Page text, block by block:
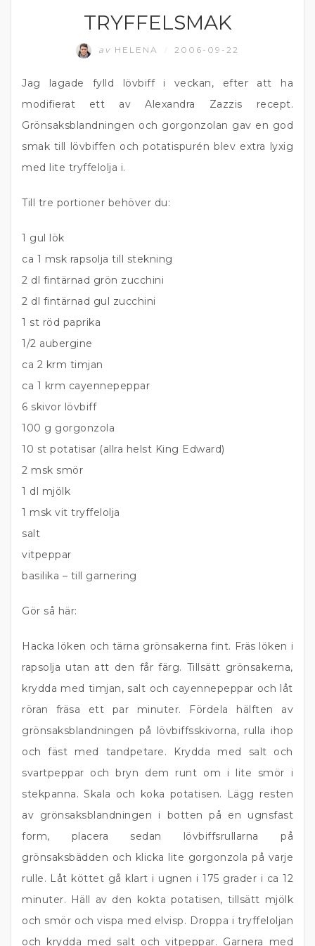
TRYFFELSMAK
av HELENA 2006-09-22
Jag lagade fylld lövbiff i veckan, efter att ha
modifierat ett av Alexandra Zazzis recept.
Grönsaksblandningen och gorgonzolan gav en god
smak till lövbiffen och potatispurén blev extra lyxig
med lite tryffelolja i.
Till tre portioner behöver du:
1 gul lök
ca 1 msk rapsolja till stekning
2 dl fintärnad grön zucchini
2 dl fintärnad gul zucchini
1 st röd paprika
1/2 aubergine
ca 2 krm timjan
ca 1 krm cayennepeppar
6 skivor lövbiff
100 g gorgonzola
10 st potatisar (allra helst King Edward)
2 msk smör
1 dl mjölk
1 msk vit tryffelolja
salt
vitpeppar
basilika – till garnering
Gör så här:
Hacka löken och tärna grönsakerna fint. Fräs löken i
rapsolja utan att den får färg. Tillsätt grönsakerna,
krydda med timjan, salt och cayennepeppar och låt
röran fräsa ett par minuter. Fördela hälften av
grönsaksblandningen på lövbiffsskivorna, rulla ihop
och fäst med tandpetare. Krydda med salt och
svartpeppar och bryn dem runt om i lite smör i
stekpanna. Skala och koka potatisen. Lägg resten
av grönsaksblandningen i botten på en ugnsfast
form, placera sedan lövbiffsrullarna på
grönsaksbädden och klicka lite gorgonzola på varje
rulle. Låt köttet gå klart i ugnen i 175 grader i ca 12
minuter. Häll av den kokta potatisen, tillsätt mjölk
och smör och vispa med elvisp. Droppa i tryffeloljan
och krydda med salt och vitpeppar. Garnera med